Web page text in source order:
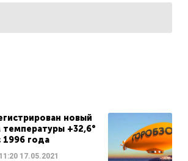
новый
+32,6°
1996 года
11:2017.05.2021